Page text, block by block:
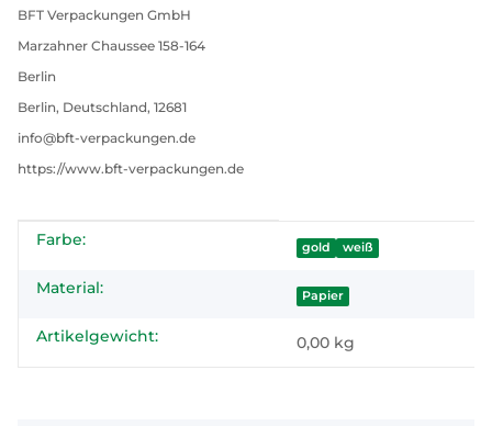
BFT Verpackungen GmbH
Marzahner Chaussee 158-164
Berlin
Berlin, Deutschland, 12681
info@bft-verpackungen.de
https://www.bft-verpackungen.de
Produkteigenschaft
Wert
Farbe: gold weiß
Material: Papier
Artikelgewicht: 0,00 kg